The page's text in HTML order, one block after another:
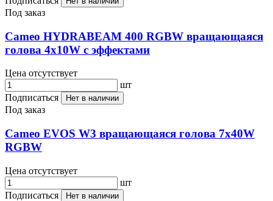
Под заказ
Cameo HYDRABEAM 400 RGBW вращающаяся
голова 4х10W с эффектами
Цена отсутствует
шт
Подписаться
Нет в наличии
Под заказ
Cameo EVOS W3 вращающаяся голова 7х40W
RGBW
Цена отсутствует
шт
Подписаться
Нет в наличии